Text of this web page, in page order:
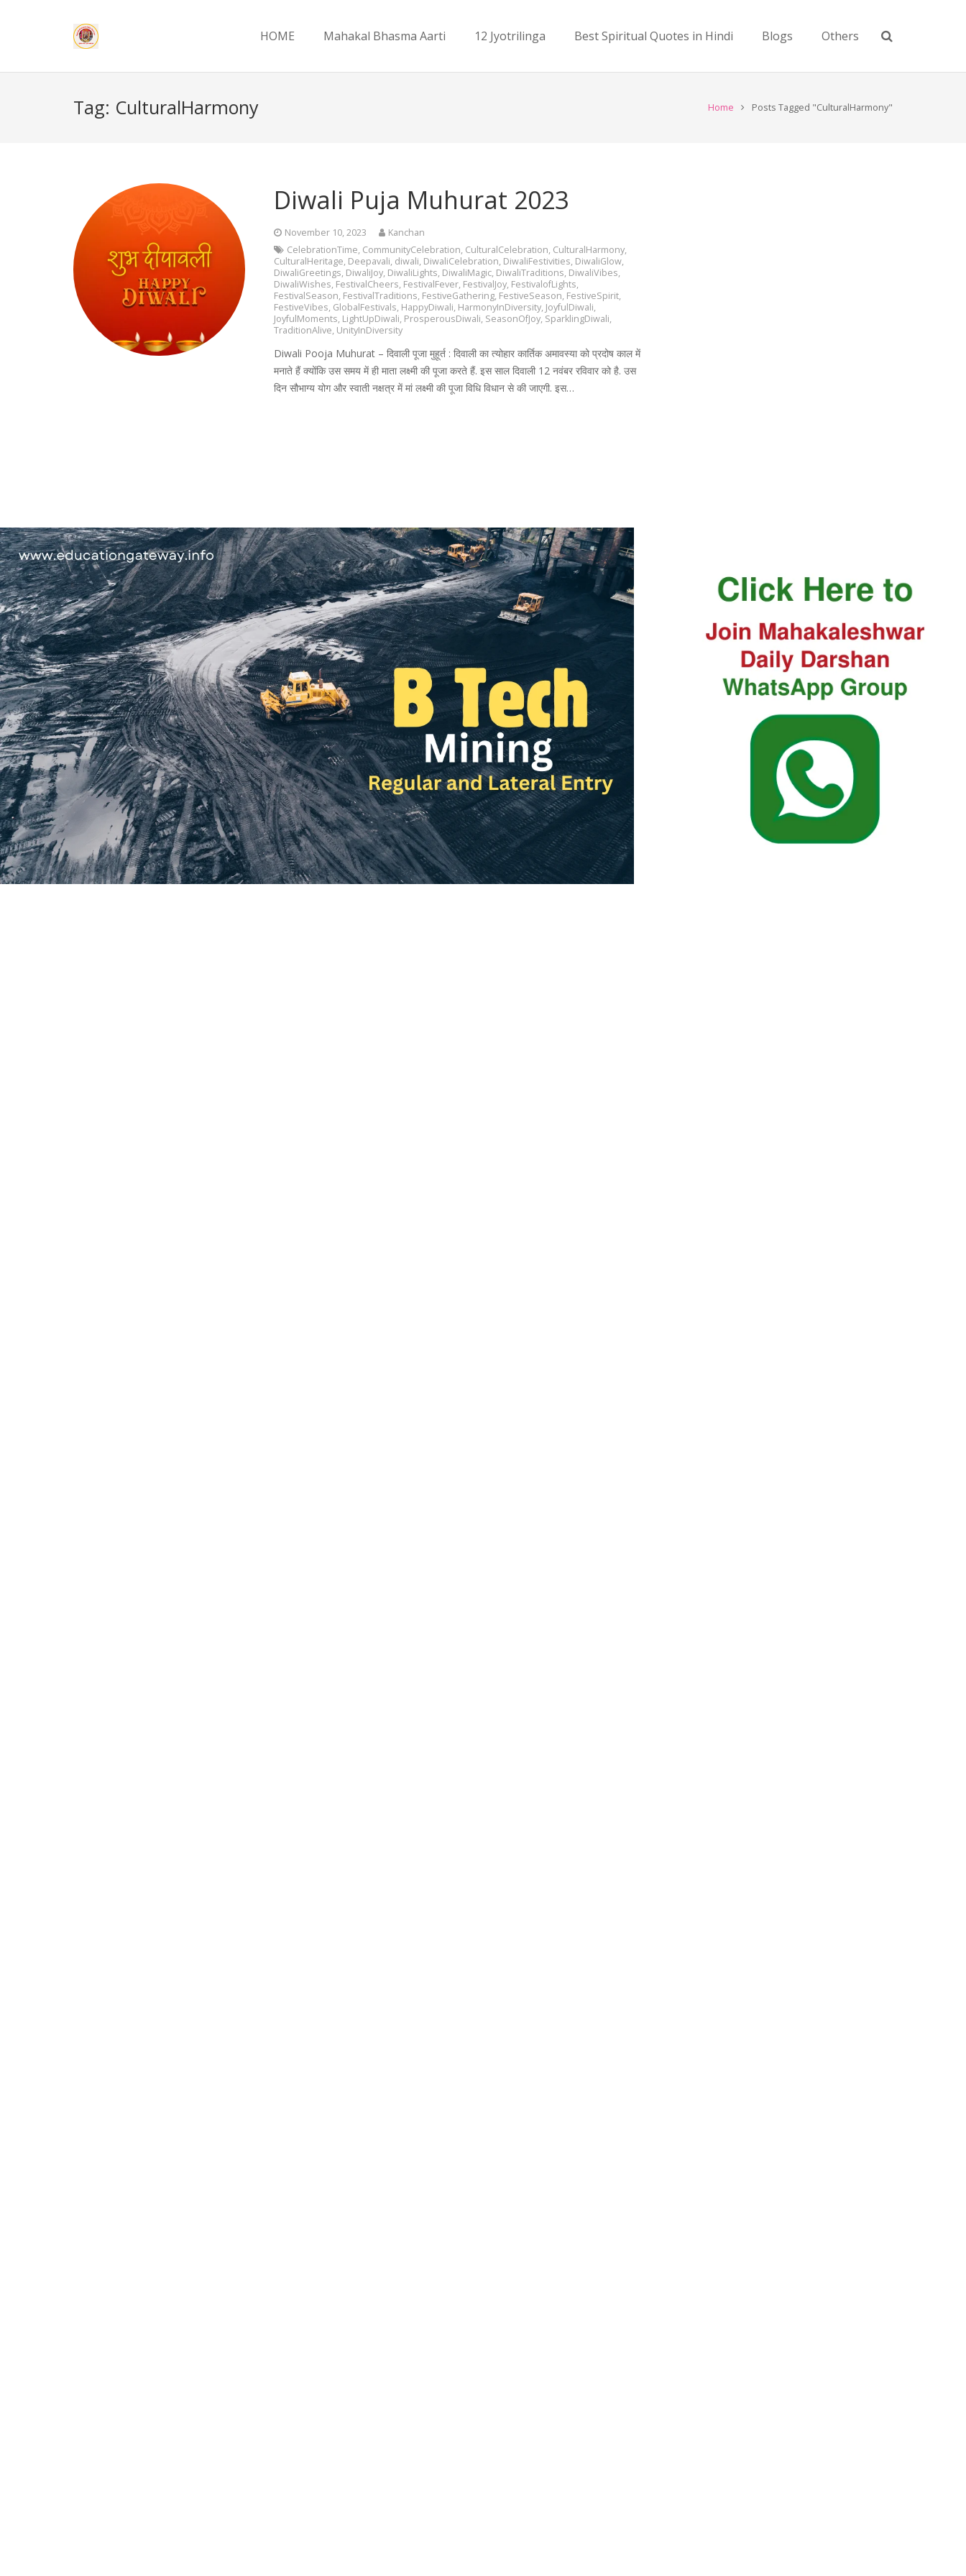
HOME Mahakal Bhasma Aarti 12 Jyotrilinga Best Spiritual Quotes in Hindi Blogs Others
Tag: CulturalHarmony Home Posts Tagged "CulturalHarmony"
Diwali Puja Muhurat 2023
November 10, 2023
Kanchan
CelebrationTime, CommunityCelebration, CulturalCelebration, CulturalHarmony,
CulturalHeritage, Deepavali, diwali, DiwaliCelebration, DiwaliFestivities, DiwaliGlow,
DiwaliGreetings, DiwaliJoy, DiwaliLights, DiwaliMagic, DiwaliTraditions, DiwaliVibes,
DiwaliWishes, FestivalCheers, FestivalFever, FestivalJoy, FestivalofLights,
FestivalSeason, FestivalTraditions, FestiveGathering, FestiveSeason, FestiveSpirit,
FestiveVibes, GlobalFestivals, HappyDiwali, HarmonyInDiversity, JoyfulDiwali,
JoyfulMoments, LightUpDiwali, ProsperousDiwali, SeasonOfJoy, SparklingDiwali,
TraditionAlive, UnityInDiversity
Diwali Pooja Muhurat – दिवाली पूजा मुहूर्त : दिवाली का त्योहार कार्तिक अमावस्या को प्रदोष काल में
मनाते हैं क्योंकि उस समय में ही माता लक्ष्मी की पूजा करते हैं. इस साल दिवाली 12 नवंबर रविवार को है. उस
दिन सौभाग्य योग और स्वाती नक्षत्र में मां लक्ष्मी की पूजा विधि विधान से की जाएगी. इस…